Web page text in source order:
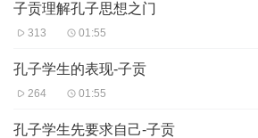
子贡理解孔子思想之门
313 01:55
孔子学生的表现-子贡
264 01:55
孔子学生先要求自己-子贡